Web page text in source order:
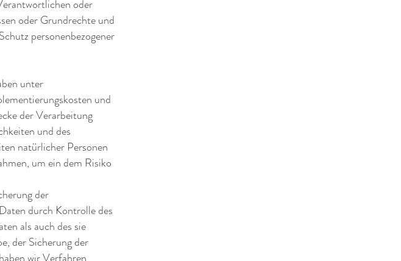
oder
oder Grundrechte und
personenbezogener
unter
und
der Verarbeitung
und des
natürlicher Personen
um ein dem Risiko
der
durch Kontrolle des
als auch des sie
der Sicherung der